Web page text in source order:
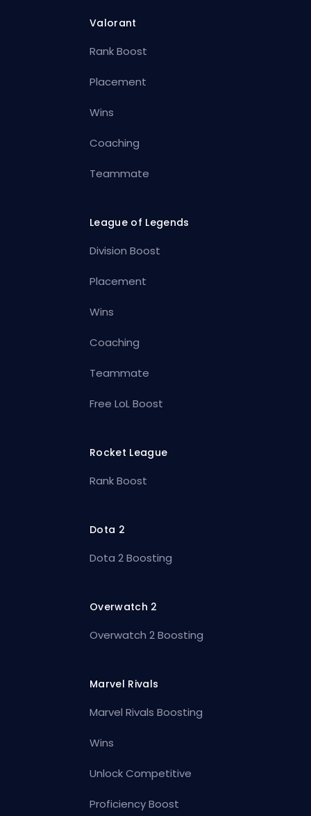
Valorant
Rank Boost
Placement
Wins
Coaching
Teammate
League of Legends
Division Boost
Placement
Wins
Coaching
Teammate
Free LoL Boost
Rocket League
Rank Boost
Dota 2
Dota 2 Boosting
Overwatch 2
Overwatch 2 Boosting
Marvel Rivals
Marvel Rivals Boosting
Wins
Unlock Competitive
Proficiency Boost